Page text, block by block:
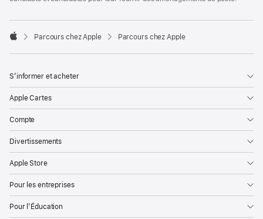

Parcours chez Apple Parcours chez Apple
S’informer et acheter
Apple Cartes
Compte
Divertissements
Apple Store
Pour les entreprises
Pour l’Éducation